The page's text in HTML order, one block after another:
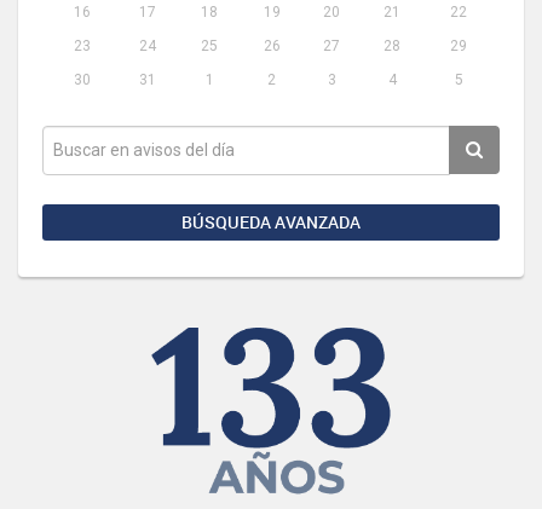
16
17 18 19 20 21
22
23
24 25 26 27 28
29
30
31 1 2 3 4 5
BÚSQUEDA AVANZADA